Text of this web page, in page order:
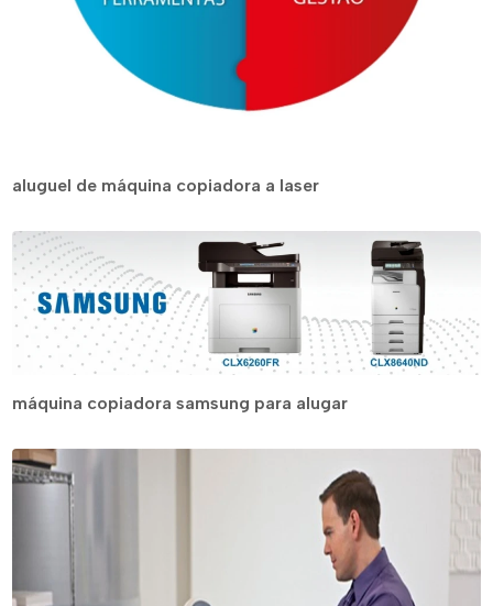
aluguel de máquina copiadora a laser
máquina copiadora samsung para alugar